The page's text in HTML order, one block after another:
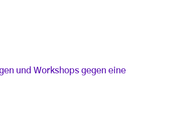
und Workshops gegen eine